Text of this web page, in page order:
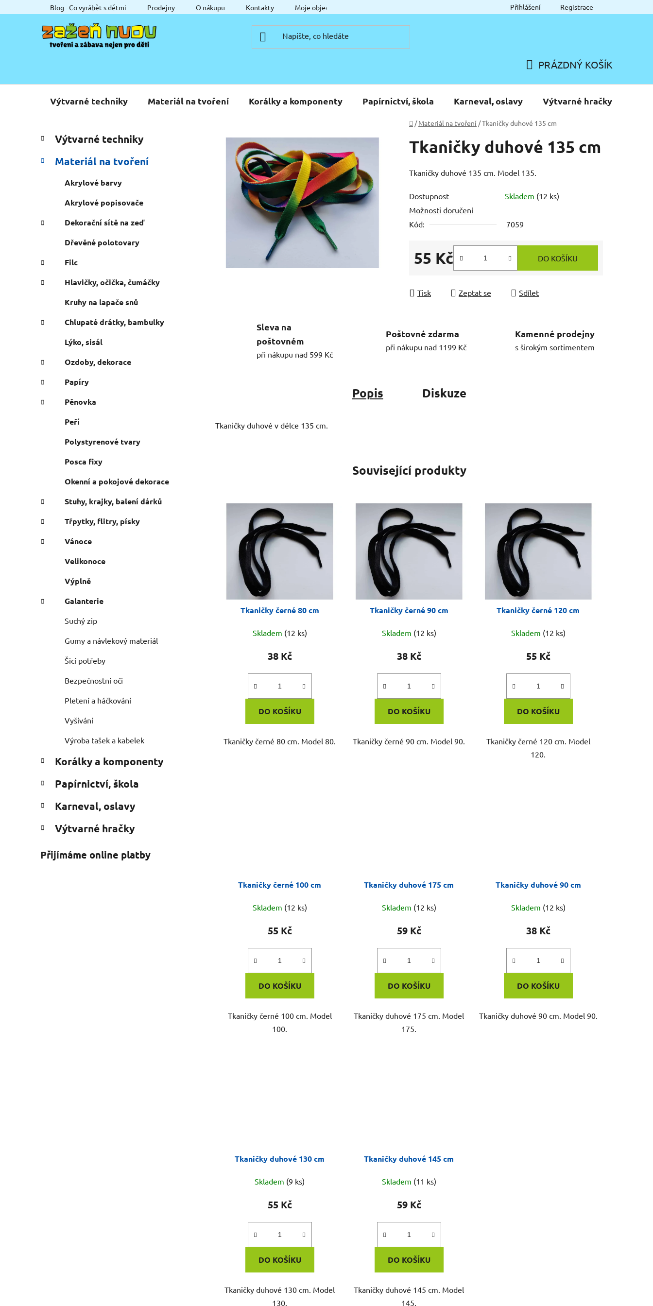
na
Blog - Co vyrábět s dětmi Prodejny O nákupu Kontakty Moje objednávka Přihlášení Registrace
KOŠÍK
PRÁZDNÝ KOŠÍK
Výtvarné techniky Materiál na tvoření Korálky a komponenty Papírnictví, škola Karneval, oslavy Výtvarné hračky
Domů
/ Materiál na tvoření /Tkaničky duhové 135 cm
P
o
s
n
a
e
Přeskočit
kategorie
a
e
e
Výtvarné techniky
Materiál na tvoření
Akrylové barvy
Akrylové popisovače
Dekorační sítě na zeď
Dřevěné polotovary
Filc
Hlavičky, očička, čumáčky
Kruhy na lapače snů
Chlupaté drátky, bambulky
Lýko, sisál
Ozdoby, dekorace
Papíry
Pěnovka
Peří
Polystyrenové tvary
Posca fixy
Okenní a pokojové dekorace
Stuhy, krajky, balení dárků
Třpytky, flitry, písky
Vánoce
Velikonoce
Výplně
Galanterie
Suchý zip
Gumy a návlekový materiál
Šicí potřeby
Bezpečnostní oči
Pletení a háčkování
Vyšívání
Výroba tašek a kabelek
Korálky a komponenty
Papírnictví, škola
Karneval, oslavy
Výtvarné hračky
Přijímáme online platby
Tkaničky duhové 135 cm
Tkaničky duhové 135 cm. Model 135.
Dostupnost Skladem (12 ks)
Možnosti doručení
Kód:
7059
55 Kč
Měrná cena:
DO KOŠÍKU
Tisk Zeptat se Sdílet
Sleva na
poštovném
při nákupu nad 599 Kč
Poštovné zdarma
při nákupu nad 1199 Kč
Kamenné prodejny
s širokým sortimentem
Popis Diskuze
Tkaničky duhové v délce 135 cm.
Související produkty
Tkaničky černé 80 cm
Skladem (12 ks)
38 Kč
DO KOŠÍKU
Tkaničky černé 80 cm. Model 80.
Tkaničky černé 90 cm
Skladem (12 ks)
38 Kč
DO KOŠÍKU
Tkaničky černé 90 cm. Model 90.
Tkaničky černé 120 cm
Skladem (12 ks)
55 Kč
DO KOŠÍKU
Tkaničky černé 120 cm. Model
120.
Tkaničky černé 100 cm
Skladem (12 ks)
55 Kč
DO KOŠÍKU
Tkaničky černé 100 cm. Model
100.
Tkaničky duhové 175 cm
Skladem (12 ks)
59 Kč
DO KOŠÍKU
Tkaničky duhové 175 cm. Model
175.
Tkaničky duhové 90 cm
Skladem (12 ks)
38 Kč
DO KOŠÍKU
Tkaničky duhové 90 cm. Model 90.
Tkaničky duhové 130 cm
Skladem (9 ks)
55 Kč
DO KOŠÍKU
Tkaničky duhové 130 cm. Model
130.
Tkaničky duhové 145 cm
Skladem (11 ks)
59 Kč
DO KOŠÍKU
Tkaničky duhové 145 cm. Model
145.